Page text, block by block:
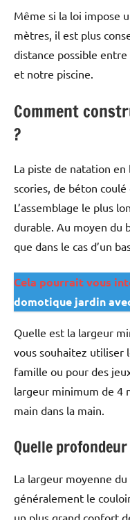
Même si la loi impose
mètres, il est plus
distance possible
et notre piscine.
Comment
?
La piste de natation
scories, de béton
L’assemblage le plus
durable. Au moyen du
que dans le cas d’un
Cela pourrait vous
domotique jardin
Quelle est la largeur
vous souhaitez utiliser
famille ou pour des
largeur minimum de 4
main dans la main.
Quelle
La largeur moyenne
généralement le